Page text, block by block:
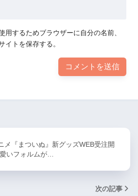
用するためブラウザーに自分の名前、
イトを保存する。
メ『まついぬ』新グッズWEB受注開
いフォルムが…
次の記事